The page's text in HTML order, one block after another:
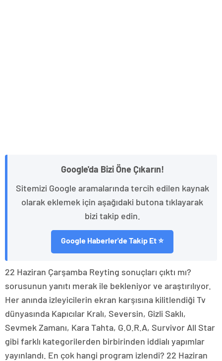
Google'da Bizi Öne Çıkarın!
Sitemizi Google aramalarında tercih edilen kaynak
olarak eklemek için aşağıdaki butona tıklayarak
bizi takip edin.
Google Haberler'de Takip Et ⭐
22 Haziran Çarşamba Reyting sonuçları çıktı mı?
sorusunun yanıtı merak ile bekleniyor ve araştırılıyor.
Her anında izleyicilerin ekran karşısına kilitlendiği Tv
dünyasında Kapıcılar Kralı, Seversin, Gizli Saklı,
Sevmek Zamanı, Kara Tahta, G.O.R.A, Survivor All Star
gibi farklı kategorilerden birbirinden iddialı yapımlar
yayınlandı. En çok hangi program izlendi? 22 Haziran